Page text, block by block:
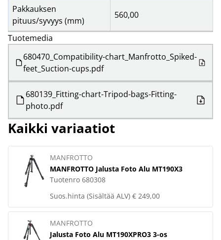
Pakkauksen
pituus/syvyys (mm)
560,00
Tuotemedia
680470_Compatibility-chart_Manfrotto_Spiked-
feet_Suction-cups.pdf
680139_Fitting-chart-Tripod-bags-Fitting-
photo.pdf
Kaikki variaatiot
MANFROTTO
MANFROTTO Jalusta Foto Alu MT190X3
Tuotenro 680308
Suos.hinta (Sisältää ALV) € 249,00
MANFROTTO
Jalusta Foto Alu MT190XPRO3 3-os